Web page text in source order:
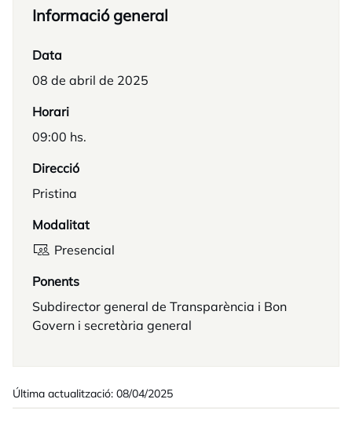
Informació general
Data
08 de abril de 2025
Horari
09:00 hs.
Direcció
Pristina
Modalitat
Presencial
Ponents
Subdirector general de Transparència i Bon
Govern i secretària general
Última actualització: 08/04/2025